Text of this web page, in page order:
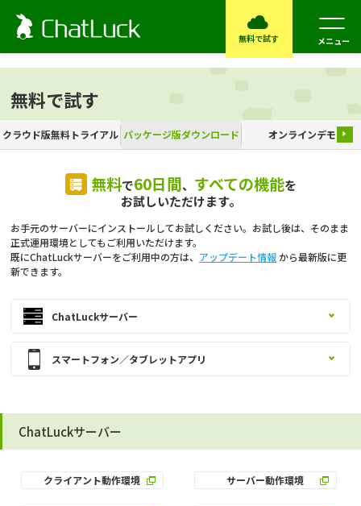
無料で試す メニュー
無料で試す
クラウド版無料トライアル パッケージ版ダウンロード オンラインデモ
無料で60日間、 すべての機能を
お試しいただけます。
お手元のサーバーにインストールしてお試しください。お試し後は、そのまま
正式運用環境としてもご利用いただけます。
既にChatLuckサーバーをご利用中の方は、 アップデート情報から最新版に更
新できます。
ChatLuckサーバー
スマートフォン／タブレットアプリ
ChatLuckサーバー
クライアント動作環境 サーバー動作環境